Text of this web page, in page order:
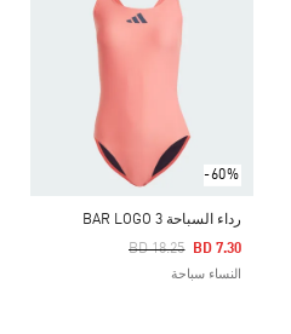
-60%
رداء السباحة 3 BAR LOGO
Price Reduced From
BD 18.25
To BD 7.30
النساء سباحة